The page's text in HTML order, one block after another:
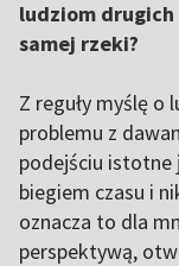
ludziom
samej rzeki?
Z reguły myślę o
problemu z
podejściu istotne
biegiem czasu i
oznacza to dla
perspektywą,